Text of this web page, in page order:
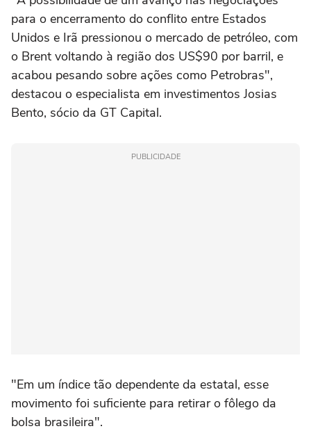
para o encerramento do conflito entre Estados
Unidos e ⁠Irã pressionou o mercado de petróleo, com
o ⁠Brent voltando à região dos US$90 por barril, e
acabou pesando sobre ações como Petrobras",
destacou o especialista em investimentos Josias
Bento, sócio da GT Capital.
PUBLICIDADE
"Em um índice tão dependente da estatal, esse
movimento ⁠foi suficiente para retirar o fôlego da
bolsa brasileira".